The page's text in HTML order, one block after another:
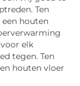
Ten
houten
elk
tegen. Ten
houten vloer